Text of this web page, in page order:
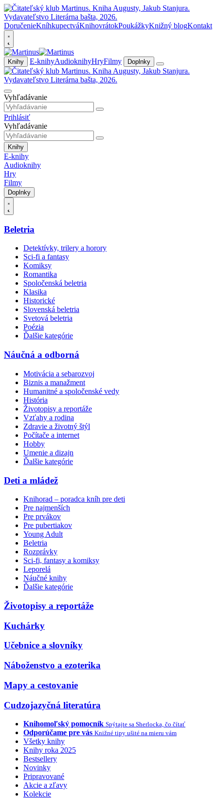
DoručenieKníhkupectváKnihovrátokPoukážkyKnižný blogKontakt
Knihy E-knihyAudioknihyHryFilmy Doplnky
Vyhľadávanie
Prihlásiť
Vyhľadávanie
Knihy
E-knihy
Audioknihy
Hry
Filmy
Doplnky
Beletria
Detektívky, trilery a horory
Sci-fi a fantasy
Komiksy
Romantika
Spoločenská beletria
Klasika
Historické
Slovenská beletria
Svetová beletria
Poézia
Ďalšie kategórie
Náučná a odborná
Motivácia a sebarozvoj
Biznis a manažment
Humanitné a spoločenské vedy
História
Životopisy a reportáže
Vzťahy a rodina
Zdravie a životný štýl
Počítače a internet
Hobby
Umenie a dizajn
Ďalšie kategórie
Deti a mládež
Knihorad – poradca kníh pre deti
Pre najmenších
Pre prvákov
Pre pubertiakov
Young Adult
Beletria
Rozprávky
Sci-fi, fantasy a komiksy
Leporelá
Náučné knihy
Ďalšie kategórie
Životopisy a reportáže
Kuchárky
Učebnice a slovníky
Náboženstvo a ezoterika
Mapy a cestovanie
Cudzojazyčná literatúra
Knihomoľský pomocník Spýtajte sa Sherlocka, čo čítať
Odporúčame pre vás Knižné tipy ušité na mieru vám
Všetky knihy
Knihy roka 2025
Bestsellery
Novinky
Pripravované
Akcie a zľavy
Kolekcie